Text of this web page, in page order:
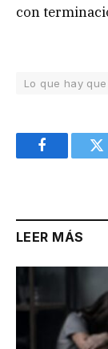
con
Lo que hay
Facebook
LEER MÁS